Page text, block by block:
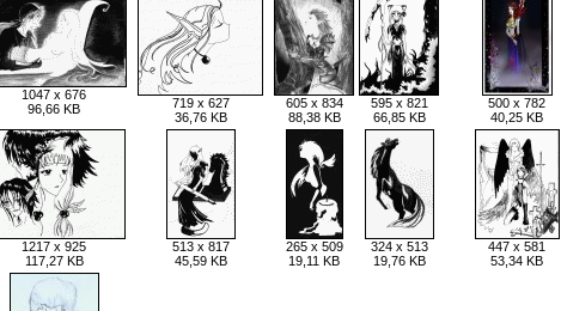
1047 x 676
96,66 KB
719 x 627
36,76 KB
605 x 834
88,38 KB
595 x 821
66,85 KB
500 x 782
40,25 KB
1217 x 925
117,27 KB
513 x 817
45,59 KB
265 x 509
19,11 KB
324 x 513
19,76 KB
447 x 581
53,34 KB